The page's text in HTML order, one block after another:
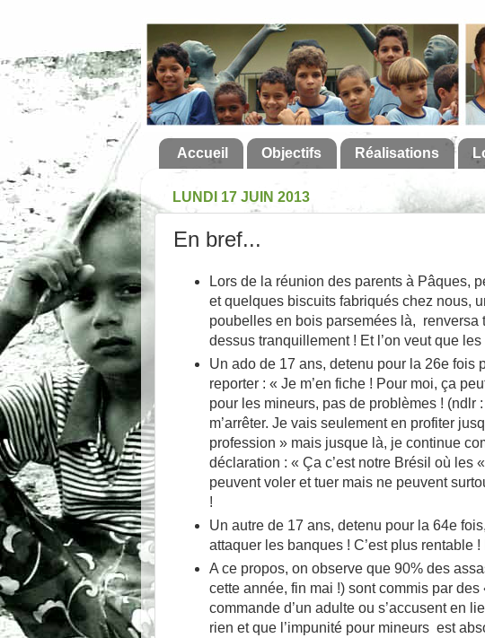
Accueil Objectifs Réalisations
LUNDI 17 JUIN 2013
En bref...
Lors de la réunion des parents à Pâques,
et quelques biscuits fabriqués chez nous,
poubelles en bois parsemées là, renversa
dessus tranquillement ! Et l’on veut que
Un ado de 17 ans, detenu pour la 26e
reporter : « Je m’en fiche ! Pour moi, ça
pour les mineurs, pas de problèmes ! (ndlr
m’arrêter. Je vais seulement en profiter
profession » mais jusque là, je continue
déclaration : « Ça c’est notre Brésil où les
peuvent voler et tuer mais ne peuvent
!
Un autre de 17 ans, detenu pour la 64e
attaquer les banques ! C’est plus rentable
A ce propos, on observe que 90% des
cette année, fin mai !) sont commis par
commande d’un adulte ou s’accusent en
rien et que l’impunité pour mineurs est